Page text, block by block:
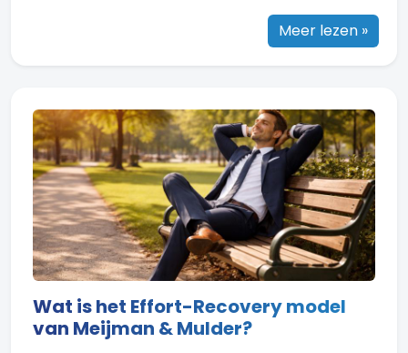
Meer lezen »
Wat is het Effort-Recovery model
van Meijman & Mulder?